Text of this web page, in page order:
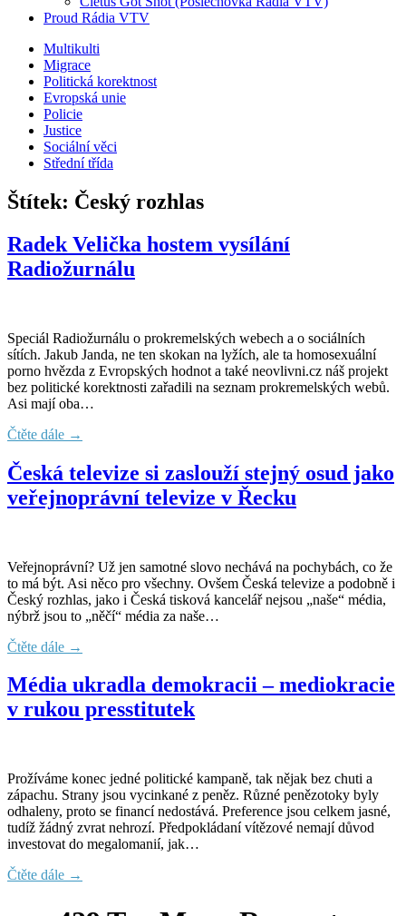
Proud Rádia VTV
Sub
menu
Multikulti
Migrace
Politická korektnost
Evropská unie
Policie
Justice
Sociální věci
Střední třída
Štítek: Český rozhlas
Radek Velička hostem vysílání
Radiožurnálu
Speciál Radiožurnálu o prokremelských webech a o sociálních
sítích. Jakub Janda, ne ten skokan na lyžích, ale ta homosexuální
porno hvězda z Evropských hodnot a také neovlivni.cz náš projekt
bez politické korektnosti zařadili na seznam prokremelských webů.
Asi mají oba…
Čtěte dále →
Česká televize si zaslouží stejný osud jako
veřejnoprávní televize v Řecku
Veřejnoprávní? Už jen samotné slovo nechává na pochybách, co že
to má být. Asi něco pro všechny. Ovšem Česká televize a podobně i
Český rozhlas, jako i Česká tisková kancelář nejsou „naše“ média,
nýbrž jsou to „něčí“ média za naše…
Čtěte dále →
Média ukradla demokracii – mediokracie
v rukou presstitutek
Prožíváme konec jedné politické kampaně, tak nějak bez chuti a
zápachu. Strany jsou vycinkané z peněz. Různé penězotoky byly
odhaleny, proto se financí nedostává. Preference jsou celkem jasné,
tudíž žádný zvrat nehrozí. Předpokládaní vítězové nemají důvod
investovat do megalomanií, jak…
Čtěte dále →